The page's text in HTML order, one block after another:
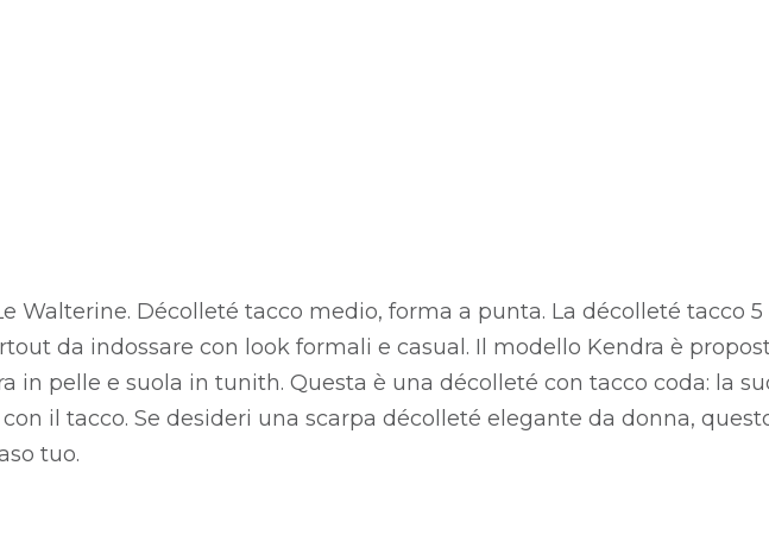
Walterine. Décolleté tacco medio, forma a punta. La décolleté tacco 5
da indossare con look formali e casual. Il modello Kendra è
in pelle e suola in tunith. Questa è una décolleté con tacco coda: la
il tacco. Se desideri una scarpa décolleté elegante da donna,
tuo.